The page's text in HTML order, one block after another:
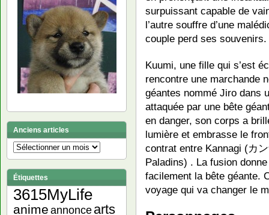
surpuissant capable de
l’autre souffre d’une
couple perd ses souvenirs.
Kuumi, une fille qui s’est
rencontre une marchande
géantes nommé Jiro dans
attaquée par une bête
en danger, son corps a
lumière et embrasse le
contrat entre Kannagi (カ
Paladins) . La fusion
facilement la bête géante.
voyage qui va changer le
Anciens articles
Anciens
articles
Étiquettes
3615MyLife
anime annonce arts